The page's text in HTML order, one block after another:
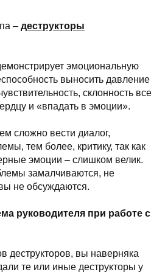
– деструкторы
эмоциональную
выносить давление
склонность все
и «впадать в эмоции».
сложно вести диалог,
тем более, критику, так как
эмоции – слишком велик.
замалчиваются, не
не обсуждаются.
руководителя при работе с
деструкторов, вы наверняка
те или иные деструкторы у